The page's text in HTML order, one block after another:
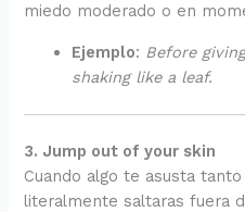
miedo moderado o en
Ejemplo: Before
shaking like a leaf.
3. Jump out of your skin
Cuando algo te asusta
literalmente saltaras fuera